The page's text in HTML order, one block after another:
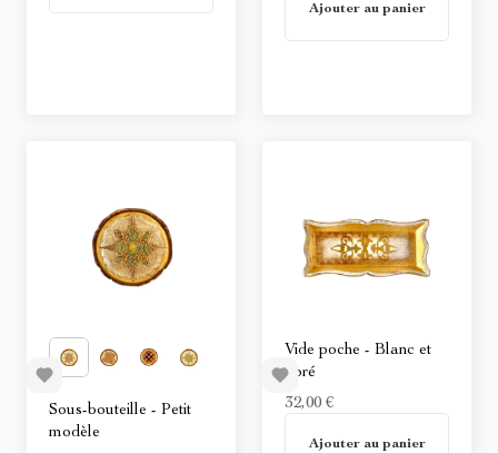
Ajouter au panier
Sous-bouteille - Petit
modèle
Vide poche - Blanc et
doré
32,00 €
Ajouter au panier